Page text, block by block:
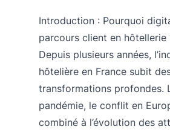
Introduction : Pourquoi
parcours client en hôtellerie
Depuis plusieurs années,
hôtelière en France subit
transformations profondes.
pandémie, le conflit en
combiné à l’évolution des